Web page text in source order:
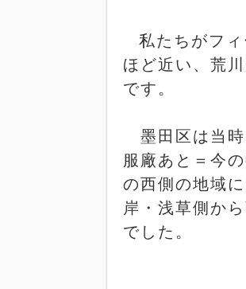
私たちがフ
ほど近い、荒
です。
墨田区は当
服廠あと＝今
の西側の地域
岸・浅草側か
でした。